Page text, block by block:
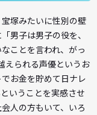
塚みたいに性別の壁
男子は男子の役を、
ことを言われ、がっ
えられる声優というお
お金を貯めて日ナレ
いうことを実感させ
人の方もいて、いろ